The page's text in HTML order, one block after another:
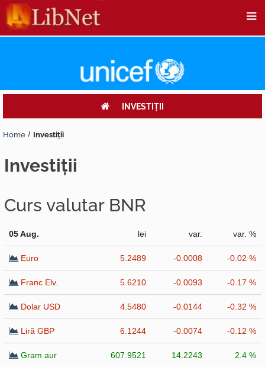
INVESTIŢII
Home Investiţii
investiţii
Curs valutar BNR
05 Aug. lei var. var. %
Euro 5.2489 -0.0008 -0.02 %
Franc Elv. 5.6210 -0.0093 -0.17 %
Dolar USD 4.5480 -0.0144 -0.32 %
Liră GBP 6.1244 -0.0074 -0.12 %
Gram aur 607.9521 14.2243 2.4 %